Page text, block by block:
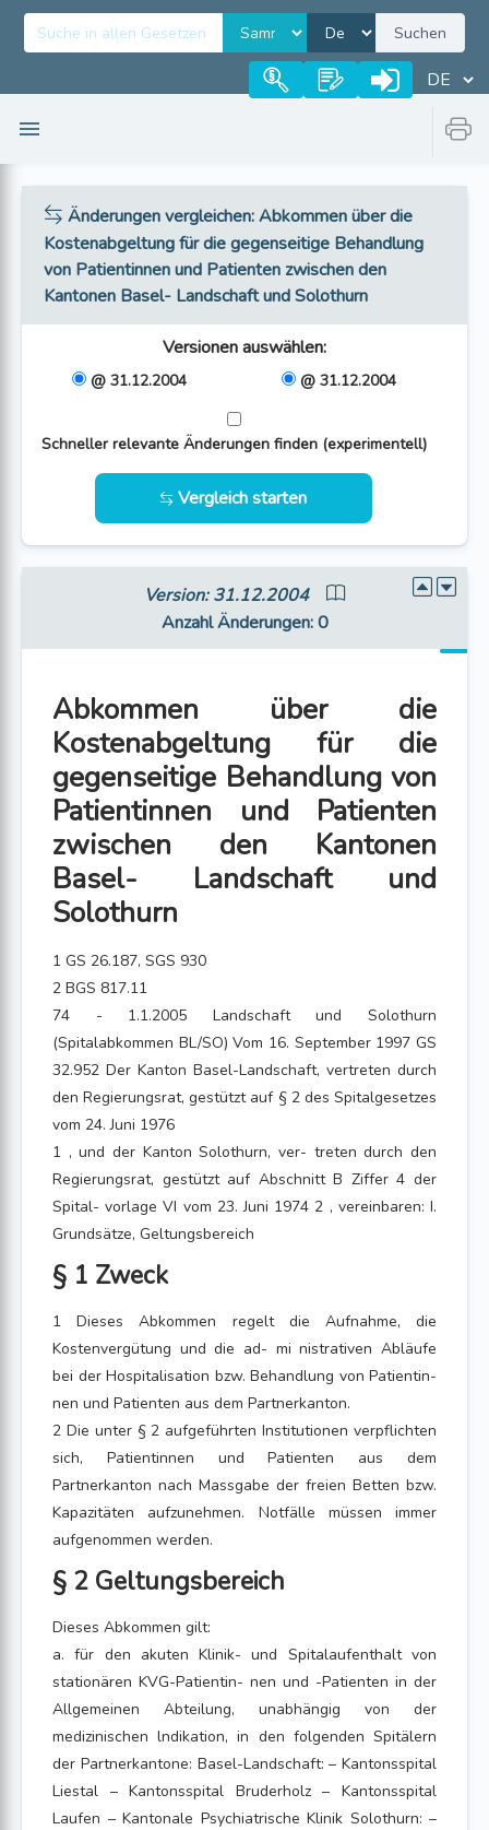
Suchen
Änderungen vergleichen: Abkommen über die
Kostenabgeltung für die gegenseitige Behandlung
von Patientinnen und Patienten zwischen den
Kantonen Basel- Landschaft und Solothurn
Versionen auswählen:
@ 31.12.2004 @ 31.12.2004
Schneller relevante Änderungen finden (experimentell)
Vergleich starten
Version: 31.12.2004
Anzahl Änderungen: 0
Abkommen über die
Kostenabgeltung für die
gegenseitige Behandlung von
Patientinnen und Patienten
zwischen den Kantonen
Basel- Landschaft und
Solothurn
1 GS 26.187, SGS 930
2 BGS 817.11
74 - 1.1.2005 Landschaft und Solothurn
(Spitalabkommen BL/SO) Vom 16. September 1997 GS
32.952 Der Kanton Basel-Landschaft, vertreten durch
den Regierungsrat, gestützt auf § 2 des Spitalgesetzes
vom 24. Juni 1976
1 , und der Kanton Solothurn, ver- treten durch den
Regierungsrat, gestützt auf Abschnitt B Ziffer 4 der
Spital- vorlage VI vom 23. Juni 1974 2 , vereinbaren: I.
Grundsätze, Geltungsbereich
§ 1 Zweck
1 Dieses Abkommen regelt die Aufnahme, die
Kostenvergütung und die ad- mi nistrativen Abläufe
bei der Hospitalisation bzw. Behandlung von Patientin-
nen und Patienten aus dem Partnerkanton.
2 Die unter § 2 aufgeführten Institutionen verpflichten
sich, Patientinnen und Patienten aus dem
Partnerkanton nach Massgabe der freien Betten bzw.
Kapazitäten aufzunehmen. Notfälle müssen immer
aufgenommen werden.
§ 2 Geltungsbereich
Dieses Abkommen gilt:
a. für den akuten Klinik- und Spitalaufenthalt von
stationären KVG-Patientin- nen und -Patienten in der
Allgemeinen Abteilung, unabhängig von der
medizinischen lndikation, in den folgenden Spitälern
der Partnerkantone: Basel-Landschaft: – Kantonsspital
Liestal – Kantonsspital Bruderholz – Kantonsspital
Laufen – Kantonale Psychiatrische Klinik Solothurn: –